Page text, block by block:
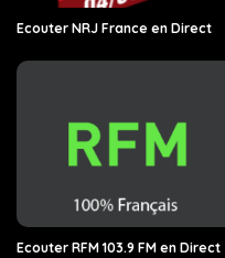
Ecouter NRJ France en Direct
Ecouter RFM 103.9 FM en Direct